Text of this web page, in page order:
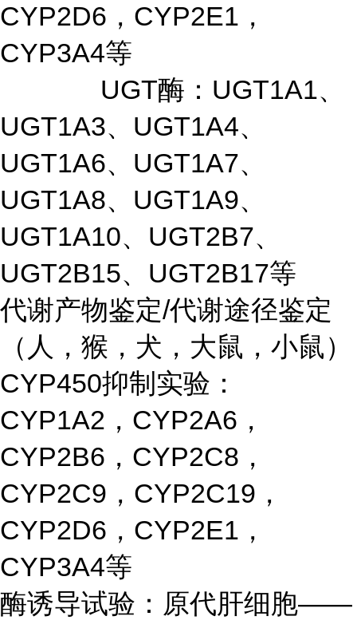
CYP2D6，CYP2E1，
CYP3A4等
UGT酶：UGT1A1、
UGT1A3、UGT1A4、
UGT1A6、UGT1A7、
UGT1A8、UGT1A9、
UGT1A10、UGT2B7、
UGT2B15、UGT2B17等
代谢产物鉴定/代谢途径鉴定
（人，猴，犬，大鼠，小鼠）
CYP450抑制实验：
CYP1A2，CYP2A6，
CYP2B6，CYP2C8，
CYP2C9，CYP2C19，
CYP2D6，CYP2E1，
CYP3A4等
酶诱导试验：原代肝细胞——